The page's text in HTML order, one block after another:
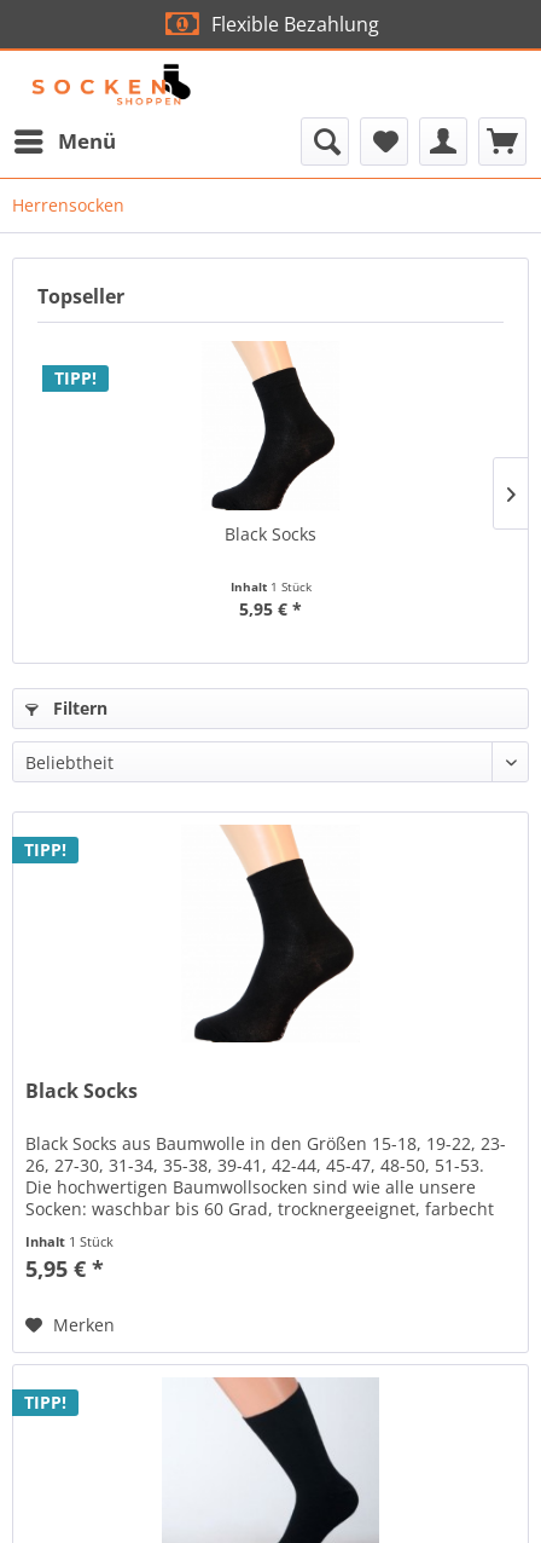
Flexible Bezahlung
Menü
Herrensocken
Topseller
TIPP!
Black Socks
Inhalt 1 Stück
5,95 € *
Filtern
TIPP!
Black Socks
Black Socks aus Baumwolle in den Größen 15-18, 19-22, 23-
26, 27-30, 31-34, 35-38, 39-41, 42-44, 45-47, 48-50, 51-53.
Die hochwertigen Baumwollsocken sind wie alle unsere
Socken: waschbar bis 60 Grad, trocknergeeignet, farbecht
Inhalt 1 Stück
5,95 € *
Merken
TIPP!